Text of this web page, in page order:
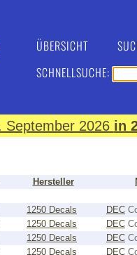
ÜBERSICHT
SCHNELLSUCHE:
September 2026 in
Hersteller
1250 Decals DEC
1250 Decals
DEC
1250 Decals
DEC
1250 Decals
DEC